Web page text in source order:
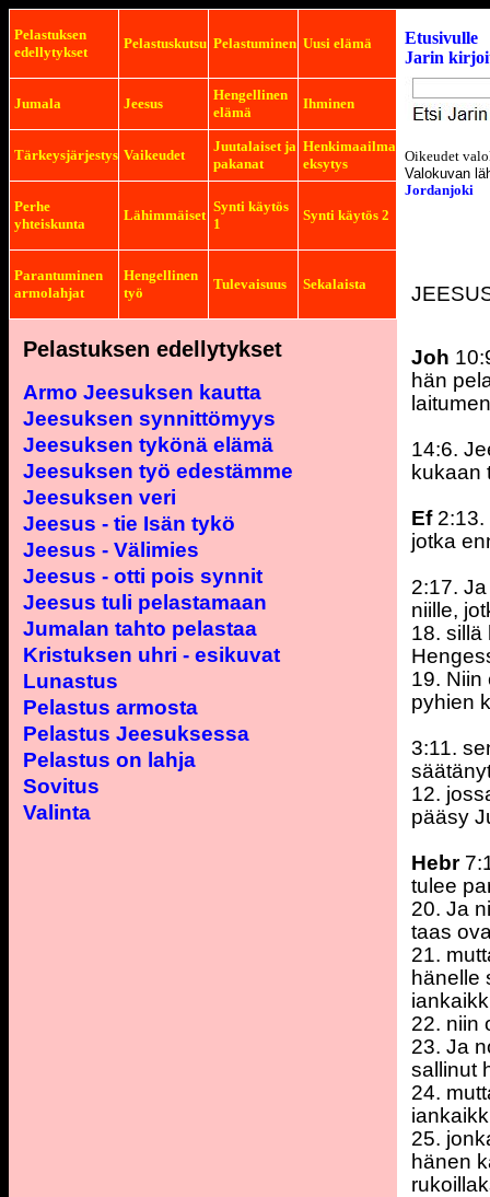
Pelastuksen
edellytykset
Pelastuskutsu Pelastuminen Uusi elämä
Jumala Jeesus
Hengellinen
elämä
Ihminen
Tärkeysjärjestys Vaikeudet
Juutalaiset ja
pakanat
Henkimaailma
eksytys
Perhe
yhteiskunta
Lähimmäiset
Synti käytös
1
Synti käytös 2
Parantuminen
armolahjat
Hengellinen
työ
Tulevaisuus Sekalaista
Pelastuksen edellytykset
Armo Jeesuksen kautta
Jeesuksen synnittömyys
Jeesuksen tykönä elämä
Jeesuksen työ edestämme
Jeesuksen veri
Jeesus - tie Isän tykö
Jeesus - Välimies
Jeesus - otti pois synnit
Jeesus tuli pelastamaan
Jumalan tahto pelastaa
Kristuksen uhri - esikuvat
Lunastus
Pelastus armosta
Pelastus Jeesuksessa
Pelastus on lahja
Sovitus
Valinta
Etusivulle
Jarin
Oikeudet
Valokuvan
Jordanjoki
Joh
hän
14:6.
kukaan
Ef2:13.
jotka
2:17.
niille,
18. sillä
19. Niin
pyhien
3:11.
12.
pääsy
Hebr
tulee
20. Ja
taas
21.
hänelle
22. niin
23. Ja
sallinut
24.
25.
hänen